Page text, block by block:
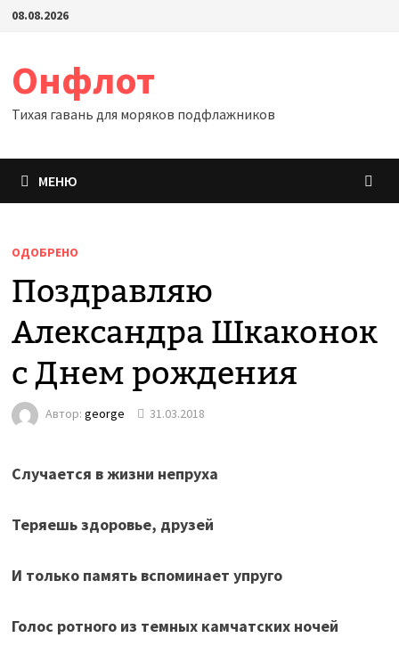
Перейти
08.08.2026
Онфлот
Тихая гавань для моряков подфлажников
МЕНЮ
ОДОБРЕНО
Поздравляю
Александра Шкаконок
с Днем рождения
Автор: george 31.03.2018
Случается в жизни непруха
Теряешь здоровье, друзей
И только память вспоминает упруго
Голос ротного из темных камчатских ночей